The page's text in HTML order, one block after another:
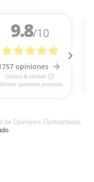
de Opiniones Contrastadas,
.